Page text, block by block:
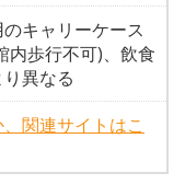
キャリーケース
内歩行不可)、飲食
異なる
関連サイトはこ